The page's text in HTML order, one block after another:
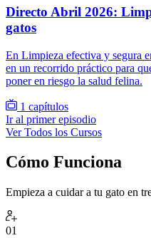
Directo Abril 2026:
gatos
En Limpieza efectiva y segura
en un recorrido práctico para
poner en riesgo la salud felina.
1 capítulos
Ir al primer episodio
Ver Todos los Cursos
Cómo Funciona
Empieza a cuidar a tu gato en
01